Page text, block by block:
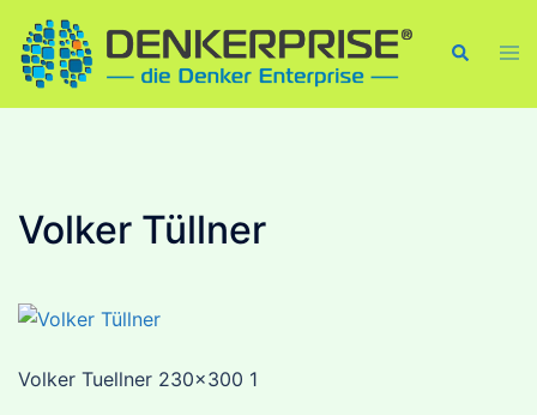
content
Search
Volker Tüllner
Volker Tuellner 230×300 1